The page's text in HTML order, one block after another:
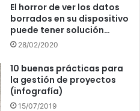
El horror de ver los datos
borrados en su dispositivo
puede tener solución…
28/02/2020
10 buenas prácticas para
la gestión de proyectos
(infografía)
15/07/2019